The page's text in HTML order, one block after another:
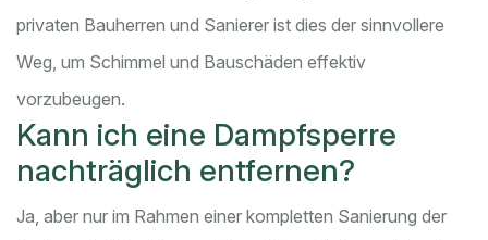
privaten Bauherren und Sanierer ist dies der sinnvollere
Weg, um Schimmel und Bauschäden effektiv
vorzubeugen.
Kann ich eine Dampfsperre
nachträglich entfernen?
Ja, aber nur im Rahmen einer kompletten Sanierung der